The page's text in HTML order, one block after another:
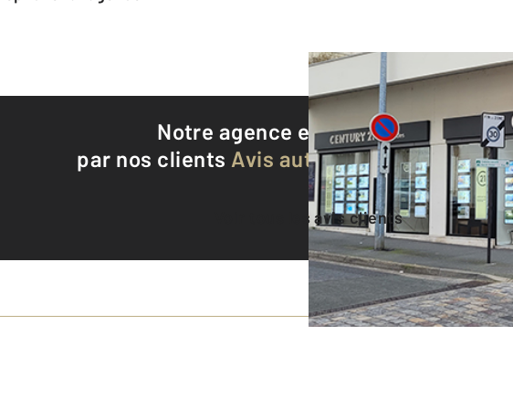
Notre agence est notée9,2/10
par nos clients Avis authentifiés par
Voir tous les avis clients